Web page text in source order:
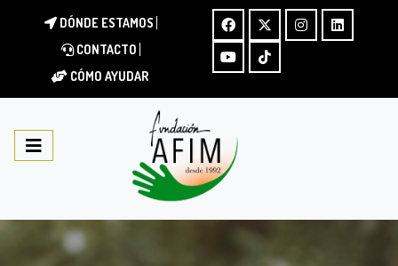
DÓNDE ESTAMOS
CONTACTO
CÓMO AYUDAR